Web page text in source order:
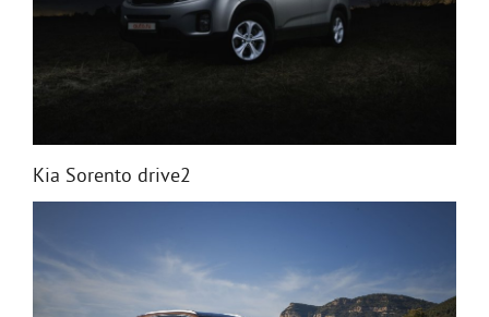
Kia Sorento drive2